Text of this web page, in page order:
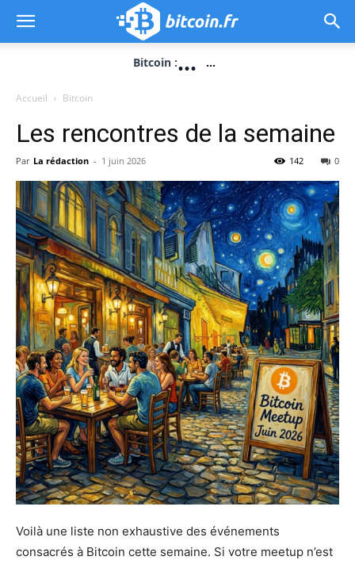
Bitcoin :... ...
Accueil Bitcoin
Les rencontres de la semaine
Par La rédaction - 1 juin 2026 0
142
Voilà une liste non exhaustive des événements
consacrés à Bitcoin cette semaine. Si votre meetup n’est